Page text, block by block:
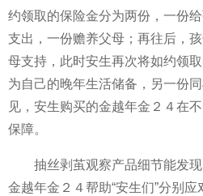
约领取的保险金分为两份，一份
支出，一份赡养父母；再往后，
母支持，此时安生再次将如约领
为自己的晚年生活储备，另一份
见，安生购买的金越年金２４在
保障。
抽丝剥茧观察产品细节能发
金越年金２４帮助“安生们”分别应